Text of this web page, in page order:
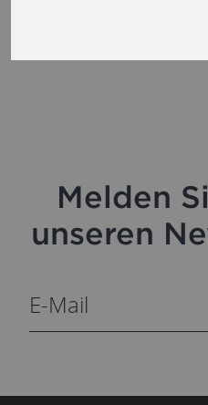
Melden
unseren